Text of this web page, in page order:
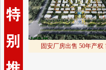
固安厂房出售 50年产权